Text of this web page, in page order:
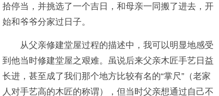
拾停当，并挑选了一个吉日，和母亲一同搬了进去，开
始和爷爷分家过日子。
从父亲修建堂屋过程的描述中，我可以明显地感受
到他当时修建堂屋之艰难。虽说后来父亲木匠手艺日益
长进，甚至成了我们那个地方比较有名的“掌尺”（老家
人对手艺高的木匠的称谓），但当时父亲想通过自己不